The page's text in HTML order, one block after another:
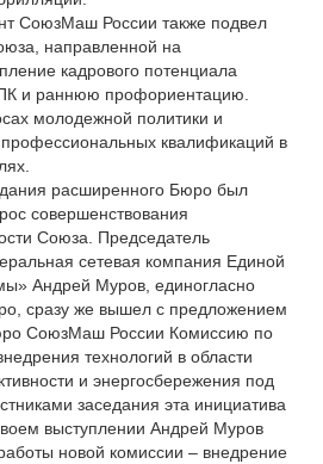
СоюзМаш России также подвел
направленной на
кадрового потенциала
и раннюю профориентацию.
молодежной политики и
квалификаций в
расширенного Бюро был
совершенствования
Союза. Председатель
сетевая компания Единой
Андрей Муров, единогласно
сразу же вышел с предложением
СоюзМаш России Комиссию по
технологий в области
и энергосбережения под
заседания эта инициатива
выступлении Андрей Муров
новой комиссии – внедрение